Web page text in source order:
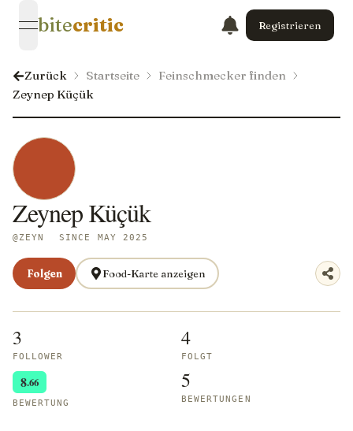
open navigation menu
bitecritic Registrieren
Zurück Startseite
Feinschmecker finden
Zeynep Küçük
Zeynep Küçük
@ZEYN SINCE MAY 2025
Folgen Food-Karte anzeigen
3
FOLLOWER
4
FOLGT
8.66
BEWERTUNG
5
BEWERTUNGEN